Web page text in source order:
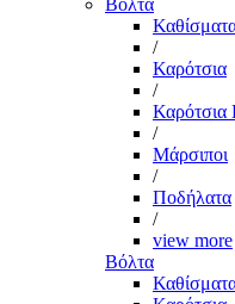
Βόλτα
/
Καρότσια
/
Καρότσια
/
Μάρσιποι
/
Ποδήλατα
/
view more
Βόλτα